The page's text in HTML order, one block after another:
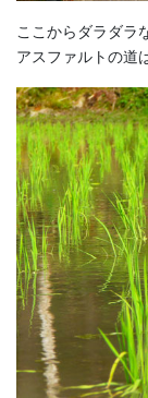
ここからダラダラ
アスファルトの道